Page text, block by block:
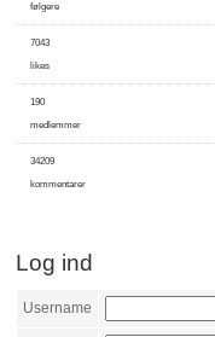
følgere
7043
likes
190
medlemmer
34209
kommentarer
Log ind
Username